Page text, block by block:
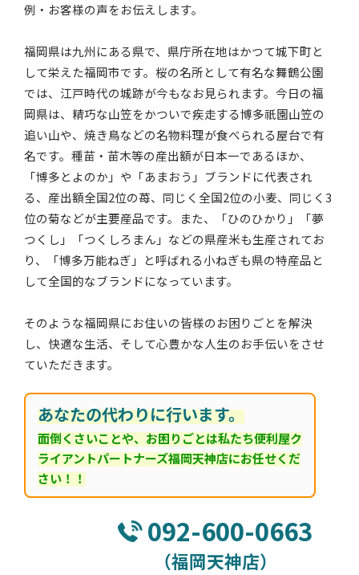
例・お客様の声をお伝えします。
福岡県は九州にある県で、県庁所在地はかつて城下町と
して栄えた福岡市です。桜の名所として有名な舞鶴公園
では、江戸時代の城跡が今もなお見られます。今日の福
岡県は、精巧な山笠をかついで疾走する博多祇園山笠の
追い山や、焼き鳥などの名物料理が食べられる屋台で有
名です。種苗・苗木等の産出額が日本一であるほか、
「博多とよのか」や「あまおう」ブランドに代表され
る、産出額全国2位の苺、同じく全国2位の小麦、同じく3
位の菊などが主要産品です。また、「ひのひかり」「夢
つくし」「つくしろまん」などの県産米も生産されてお
り、「博多万能ねぎ」と呼ばれる小ねぎも県の特産品と
して全国的なブランドになっています。
そのような福岡県にお住いの皆様のお困りごとを解決
し、快適な生活、そして心豊かな人生のお手伝いをさせ
ていただきます。
あなたの代わりに行います。
面倒くさいことや、お困りごとは私たち便利屋ク
ライアントパートナーズ福岡天神店にお任せくだ
さい！！
092-600-0663
（福岡天神店）